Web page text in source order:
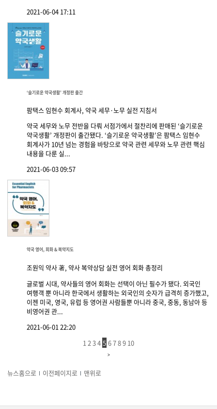
2021-06-04 17:11
‘슬기로운 약국생활’ 개정판 출간
팜택스 임현수 회계사, 약국 세무·노무 실전 지침서
약국 세무와 노무 전반을 다뤄 서점가에서 절찬리에 판매된 ‘슬기로운
약국생활’ 개정판이 출간됐다. ‘슬기로운 약국생활’은 팜택스 임현수
회계사가 10년 넘는 경험을 바탕으로 약국 관련 세무와 노무 관련 핵심
내용을 다룬 실...
2021-06-03 09:57
약국 영어, 회화 & 복약지도
조원익 약사 著, 약사 복약상담 실전 영어 회화 총정리
글로벌 시대, 약사들의 영어 회화는 선택이 아닌 필수가 됐다. 외국인
여행객 뿐 아니라 한국에서 생활하는 외국인의 숫자가 급격히 증가했고,
이젠 미국, 영국, 유럽 등 영어권 사람들뿐 아니라 중국, 중동, 동남아 등
비영어권 관...
2021-06-01 22:20
1 2 34 5 6789 10
뉴스홈으로 이전페이지로 맨위로